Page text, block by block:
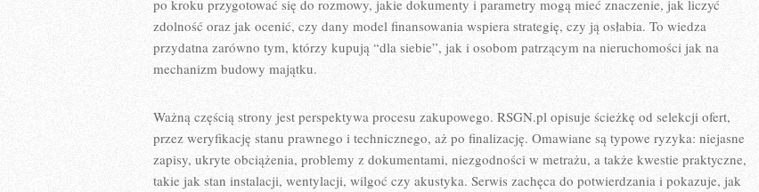
po kroku przygotować się do rozmowy, jakie dokumenty i parametry mogą mieć znaczenie, jak liczyć
zdolność oraz jak ocenić, czy dany model finansowania wspiera strategię, czy ją osłabia. To wiedza
przydatna zarówno tym, którzy kupują “dla siebie”, jak i osobom patrzącym na nieruchomości jak na
mechanizm budowy majątku.
Ważną częścią strony jest perspektywa procesu zakupowego. RSGN.pl opisuje ścieżkę od selekcji ofert,
przez weryfikację stanu prawnego i technicznego, aż po finalizację. Omawiane są typowe ryzyka: niejasne
zapisy, ukryte obciążenia, problemy z dokumentami, niezgodności w metrażu, a także kwestie praktyczne,
takie jak stan instalacji, wentylacji, wilgoć czy akustyka. Serwis zachęca do potwierdzania i pokazuje, jak